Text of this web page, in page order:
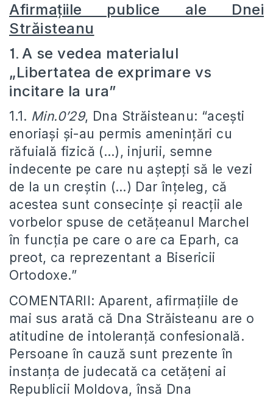
Afirmațiile publice ale Dnei
Străisteanu
1. A se vedea materialul
„Libertatea de exprimare vs
incitare la ura”
1.1. Min.0’29, Dna Străisteanu: “acești
enoriași și-au permis amenințări cu
răfuială fizică (…), injurii, semne
indecente pe care nu aștepți să le vezi
de la un creștin (…) Dar înțeleg, că
acestea sunt consecințe și reacții ale
vorbelor spuse de cetățeanul Marchel
în funcția pe care o are ca Eparh, ca
preot, ca reprezentant a Bisericii
Ortodoxe.”
COMENTARII: Aparent, afirmațiile de
mai sus arată că Dna Străisteanu are o
atitudine de intoleranță confesională.
Persoane în cauză sunt prezente în
instanța de judecată ca cetățeni ai
Republicii Moldova, însă Dna